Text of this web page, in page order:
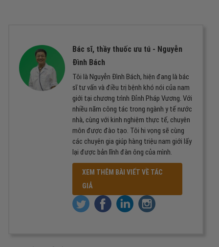
Bác sĩ, thầy thuốc ưu tú - Nguyễn
Đình Bách
Tôi là Nguyễn Đình Bách, hiện đang là bác
sĩ tư vấn và điều trị bệnh khó nói của nam
giới tại chương trình Đỉnh Pháp Vương. Với
nhiều năm công tác trong ngành y tế nước
nhà, cùng với kinh nghiệm thực tế, chuyên
môn được đào tạo. Tôi hi vọng sẽ cùng
các chuyên gia giúp hàng triệu nam giới lấy
lại được bản lĩnh đàn ông của mình.
XEM THÊM BÀI VIẾT VỀ TÁC
GIẢ